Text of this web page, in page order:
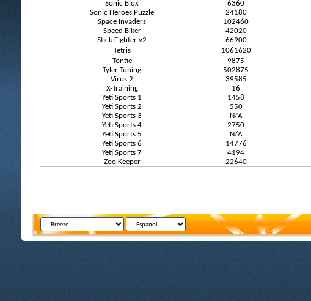
Sonic Blox
6360
Sonic Heroes Puzzle
24180
Space Invaders
102460
Speed Biker
42020
Stick Fighter v2
66900
Tetris
1061620
Tontie
9875
Tyler Tubing
502875
Virus 2
39585
X-Training
16
Yeti Sports 1
1458
Yeti Sports 2
550
Yeti Sports 3
N/A
Yeti Sports 4
2750
Yeti Sports 5
N/A
Yeti Sports 6
14776
Yeti Sports 7
4194
Zoo Keeper
22640